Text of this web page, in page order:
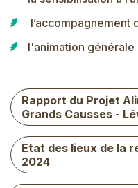
l’accompagnement
l'animation générale
Rapport du Projet
Grands Causses -
Etat des lieux de la
2024